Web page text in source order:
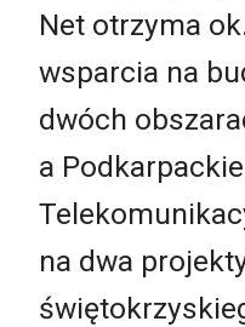
Net otrzyma
wsparcia na
dwóch
a
na dwa